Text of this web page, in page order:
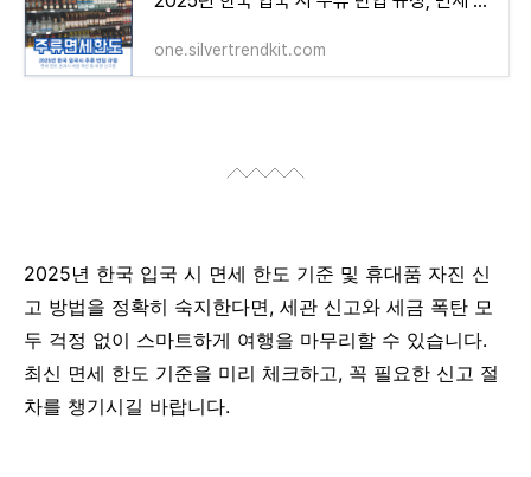
one.silvertrendkit.com
2025년 한국 입국 시 면세 한도 기준 및 휴대품 자진 신
고 방법을 정확히 숙지한다면, 세관 신고와 세금 폭탄 모
두 걱정 없이 스마트하게 여행을 마무리할 수 있습니다.
최신 면세 한도 기준을 미리 체크하고, 꼭 필요한 신고 절
차를 챙기시길 바랍니다.